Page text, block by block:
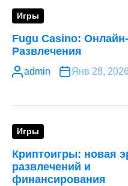
Игры
Fugu Сasino: Онлайн-
Развлечения
admin Янв 28, 2026
Игры
Криптоигры: новая
развлечений и
финансирования